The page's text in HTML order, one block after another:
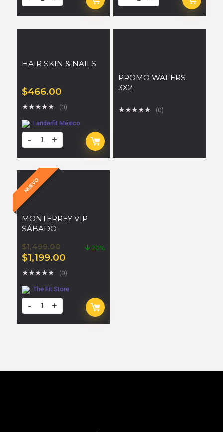
HAIR SKIN & NAILS
$466.00
★★★★★ (0)
Landerfit México
PROMO WAFERS
3X2
★★★★★ (0)
NUEVO
MONTERREY VIP
SÁBADO
$1,499.00
$1,199.00
20%
★★★★★ (0)
The Fit Store